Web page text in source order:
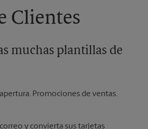
6:30 PM
Clientes
muchas plantillas de
Promociones de ventas.
y convierta sus tarjetas